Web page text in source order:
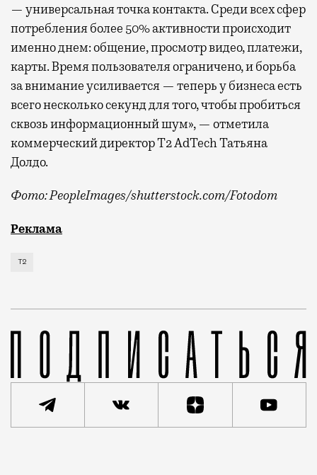
— универсальная точка контакта. Среди всех сфер
потребления более 50% активности происходит
именно днем: общение, просмотр видео, платежи,
карты. Время пользователя ограничено, и борьба
за внимание усиливается — теперь у бизнеса есть
всего несколько секунд для того, чтобы пробиться
сквозь информационный шум», — отметила
коммерческий директор Т2 AdTech Татьяна
Долдо.
Фото: PeopleImages/shutterstock.com/Fotodom
Мобильный оператор Т2 изучил модели интернет-
Реклама
Т2